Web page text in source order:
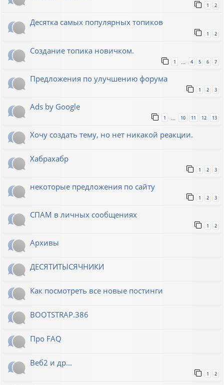
1 2
Десятка самых популярных топиков
1 2
Создание топика новичком.
1 4 5 6 7
Предложения по улучшению форума
1 2 3
Ads by Google
1 10 11 12 13
Хочу создать тему, но нет никакой реакции.
Хабрахабр
1 2 3
некоторые предложения по сайту
1 2 3
СПАМ в личных сообщениях
1 2
Архивы
ДЕСЯТИТЫСЯЧНИКИ
Как посмотреть все новые постинги
BOOTSTRAP.386
Про FAQ
Веб2 и др...
1 2